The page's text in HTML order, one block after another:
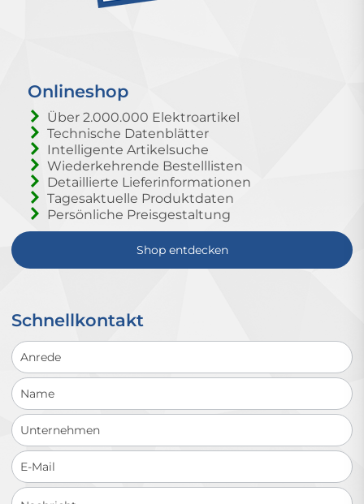
Onlineshop
Über 2.000.000 Elektroartikel
Technische Datenblätter
Intelligente Artikelsuche
Wiederkehrende Bestelllisten
Detaillierte Lieferinformationen
Tagesaktuelle Produktdaten
Persönliche Preisgestaltung
Shop entdecken
Schnellkontakt
Schnellkontakt